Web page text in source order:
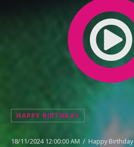
HAPPY BIRTHDAY
18/11/2024 12:00:00 AM / Happy Birthday